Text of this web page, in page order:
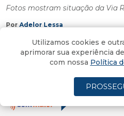
Fotos mostram situação da Via
PorAdelor Lessa
Caminhei ontem até a
Utilizamos cookies e
aprimorar sua experiência
com nossa Política